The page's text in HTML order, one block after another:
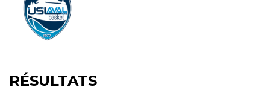
RÉSULTATS